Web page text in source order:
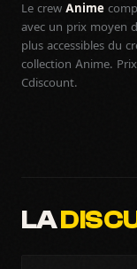
Le crew Anime
avec un prix moyen
plus accessibles du
collection Anime.
Cdiscount.
LA